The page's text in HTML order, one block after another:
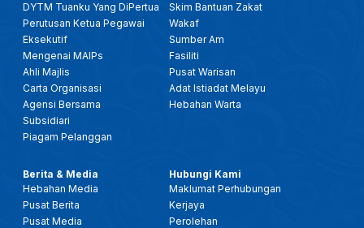
DYTM Tuanku Yang DiPertua
Perutusan Ketua Pegawai
Eksekutif
Mengenai MAIPs
Ahli Majlis
Carta Organisasi
Agensi Bersama
Subsidiari
Piagam Pelanggan
Skim Bantuan Zakat
Wakaf
Sumber Am
Fasiliti
Pusat Warisan
Adat Istiadat Melayu
Hebahan Warta
Berita & Media
Hebahan Media
Pusat Berita
Pusat Media
Hubungi Kami
Maklumat Perhubungan
Kerjaya
Perolehan